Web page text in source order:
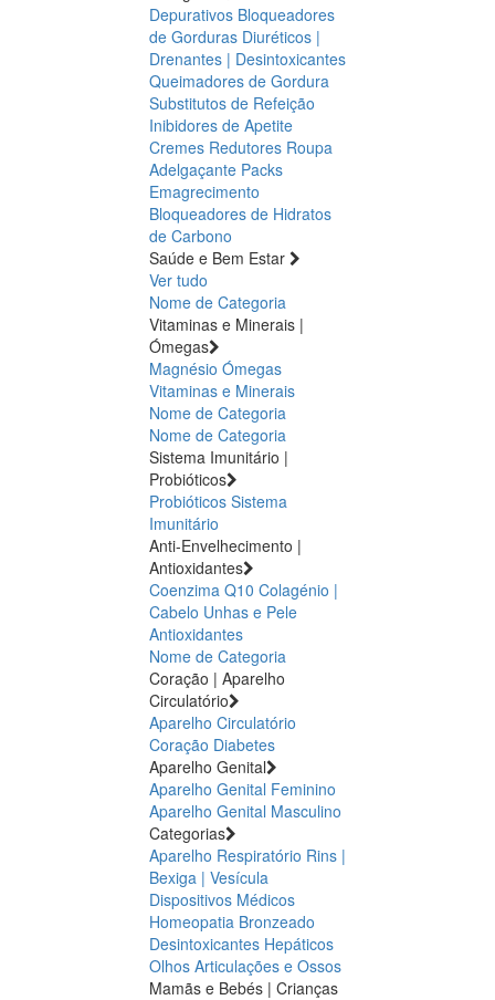
Depurativos Bloqueadores
de Gorduras Diuréticos |
Drenantes | Desintoxicantes
Queimadores de Gordura
Substitutos de Refeição
Inibidores de Apetite
Cremes Redutores Roupa
Adelgaçante Packs
Emagrecimento
Bloqueadores de Hidratos
de Carbono
Saúde e Bem Estar
Ver tudo
Nome de Categoria
Vitaminas e Minerais |
Ómegas
Magnésio Ómegas
Vitaminas e Minerais
Nome de Categoria
Nome de Categoria
Sistema Imunitário |
Probióticos
Probióticos Sistema
Imunitário
Anti-Envelhecimento |
Antioxidantes
Coenzima Q10 Colagénio |
Cabelo Unhas e Pele
Antioxidantes
Nome de Categoria
Coração | Aparelho
Circulatório
Aparelho Circulatório
Coração Diabetes
Aparelho Genital
Aparelho Genital Feminino
Aparelho Genital Masculino
Categorias
Aparelho Respiratório Rins |
Bexiga | Vesícula
Dispositivos Médicos
Homeopatia Bronzeado
Desintoxicantes Hepáticos
Olhos Articulações e Ossos
Mamãs e Bebés | Crianças